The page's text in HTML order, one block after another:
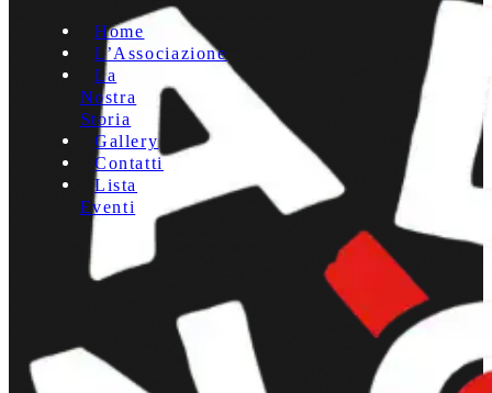
Home
L’Associazione
La
Nostra
Storia
Gallery
Contatti
Lista
Eventi